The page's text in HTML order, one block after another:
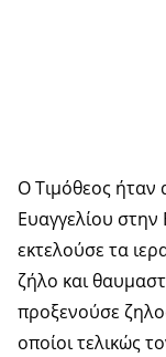
Ο Τιμόθεος ήταν
Ευαγγελίου
εκτελούσε τα
ζήλο και
προξενούσε
οποίοι τελικώς